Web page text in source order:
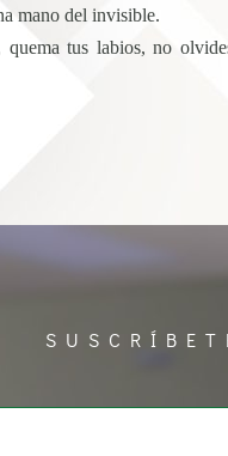
mano del invisible.
tus labios, no